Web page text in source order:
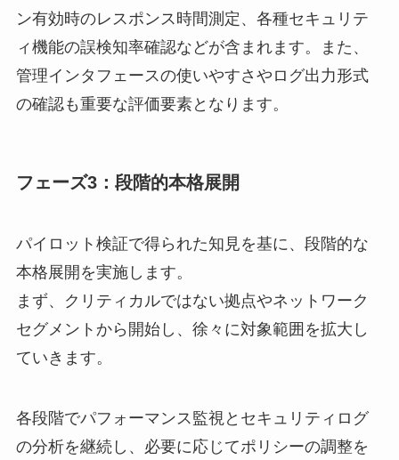
ン有効時のレスポンス時間測定、各種セキュリテ
ィ機能の誤検知率確認などが含まれます。また、
管理インタフェースの使いやすさやログ出力形式
の確認も重要な評価要素となります。
フェーズ3：段階的本格展開
パイロット検証で得られた知見を基に、段階的な
本格展開を実施します。
まず、クリティカルではない拠点やネットワーク
セグメントから開始し、徐々に対象範囲を拡大し
ていきます。
各段階でパフォーマンス監視とセキュリティログ
の分析を継続し、必要に応じてポリシーの調整を